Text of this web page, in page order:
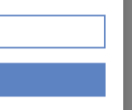
Reduction Act
Act: 1.200 miljard